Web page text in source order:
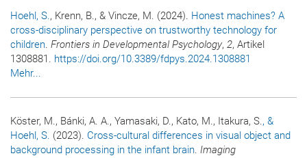
Hoehl, S., Krenn, B., & Vincze, M. (2024). Honest machines? A
cross-disciplinary perspective on trustworthy technology for
children. Frontiers in Developmental Psychology, 2, Artikel
1308881. https://doi.org/10.3389/fdpys.2024.1308881
Mehr...
Köster, M., Bánki, A. A., Yamasaki, D., Kato, M., Itakura, S., &
Hoehl, S. (2023). Cross-cultural differences in visual object and
background processing in the infant brain. Imaging